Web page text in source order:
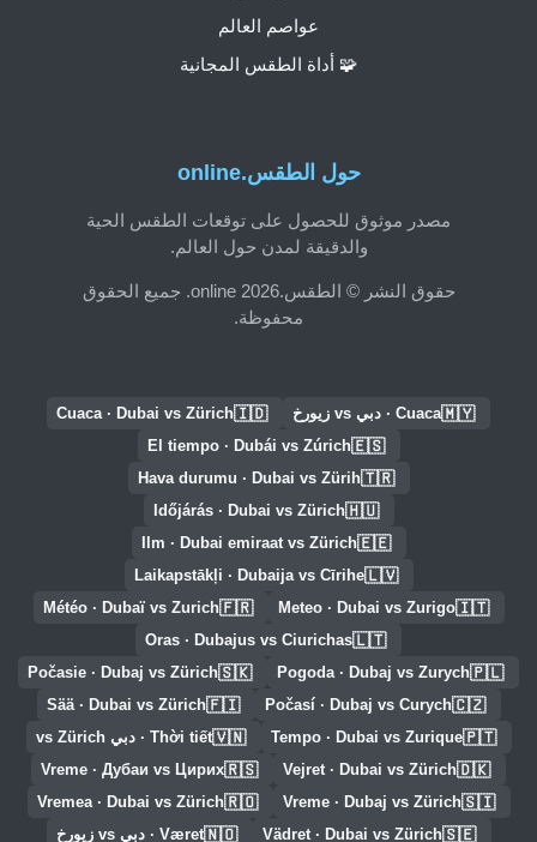
حول الطقس.online
مصدر موثوق للحصول على توقعات الطقس الحية
والدقيقة لمدن حول العالم.
حقوق النشر © الطقس.online 2026. جميع الحقوق
محفوظة.
عواصم العالم
🧩 أداة الطقس المجانية
🇲🇾Cuaca · دبي vs زيورخ 🇮🇩
Cuaca · Dubai vs Zürich
🇪🇸
El tiempo · Dubái vs Zúrich
🇹🇷
Hava durumu · Dubai vs Zürih
🇭🇺
Időjárás · Dubai vs Zürich
🇪🇪
Ilm · Dubai emiraat vs Zürich
🇱🇻
Laikapstākļi · Dubaija vs Cīrihe
🇮🇹
Meteo · Dubai vs Zurigo
🇫🇷
Météo · Dubaï vs Zurich
🇱🇹
Oras · Dubajus vs Ciurichas
🇵🇱
Pogoda · Dubaj vs Zurych
🇸🇰
Počasie · Dubaj vs Zürich
🇨🇿
Počasí · Dubaj vs Curych
🇫🇮
Sää · Dubai vs Zürich
🇵🇹
Tempo · Dubai vs Zurique
🇻🇳Thời tiết · دبي vs Zürich
🇩🇰
Vejret · Dubai vs Zürich
🇷🇸
Vreme · Дубаи vs Цирих
🇸🇮
Vreme · Dubaj vs Zürich
🇷🇴
Vremea · Dubai vs Zürich
🇸🇪
Vädret · Dubai vs Zürich
🇳🇴Været · دبي vs زيورخ